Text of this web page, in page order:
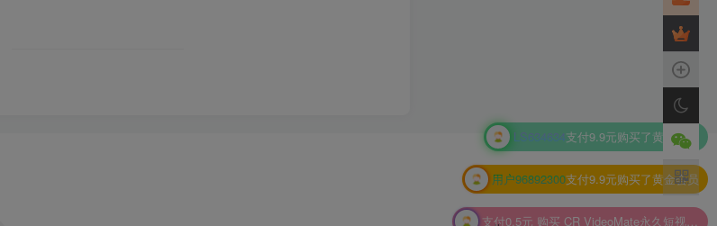
用户96892300支付9.9元购买了黄金会员
null
支付0.5元 购买 CR VideoMate永久短视频去重搬运CR视频批量剪辑软件